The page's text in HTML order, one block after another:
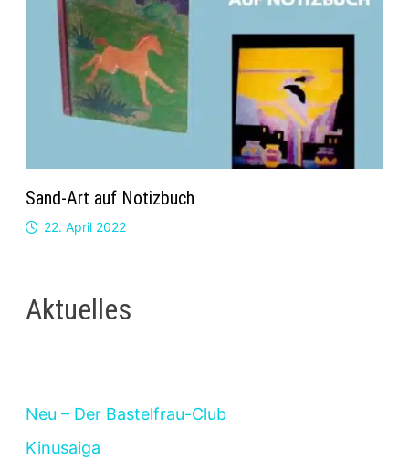
Sand-Art auf Notizbuch
22. April 2022
Aktuelles
Neu – Der Bastelfrau-Club
Kinusaiga